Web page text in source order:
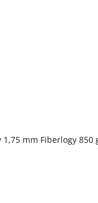
1,75 mm Fiberlogy 850